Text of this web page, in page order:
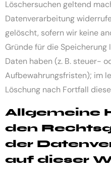
Löschersuchen geltend
Datenverarbeitung
gelöscht, sofern wir keine
Gründe für die Speicherung
Daten haben (z. B. steuer-
Aufbewahrungsfristen); im
Löschung nach Fortfall
Allgemeine
den
der
auf dieser